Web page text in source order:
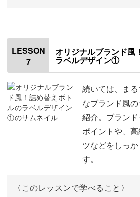
はじめに
使用材料・道具
素材について
基本のデザインを作る
名前を入れるアレンジ
フレームを変えたアレンジ
LESSON
7
オリジナルブランド風
ラベルデザイン①
続いては、ま
なブランド風
紹介。ブラン
ポイントや、
ツなどをしっ
す。
〈このレッスンで学べること〉